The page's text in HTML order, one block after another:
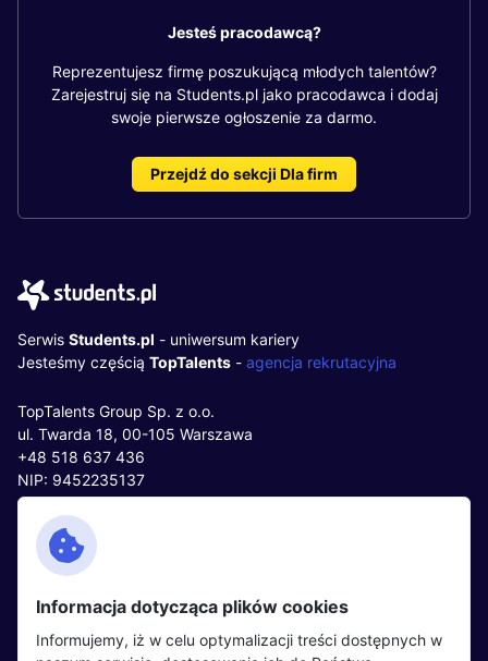
Jesteś pracodawcą?
Reprezentujesz firmę poszukującą młodych talentów?
Zarejestruj się na Students.pl jako pracodawca i dodaj
swoje pierwsze ogłoszenie za darmo.
Przejdź do sekcji Dla firm
Serwis Students.pl - uniwersum kariery
Jesteśmy częścią TopTalents - agencja rekrutacyjna
TopTalents Group Sp. z o.o.
ul. Twarda 18, 00-105 Warszawa
+48 518 637 436
NIP: 9452235137
Kontakt
Facebook
Twitter
LinkedIn
Partnerzy
Wydarzenia
Informacja dotycząca plików cookies
Informujemy, iż w celu optymalizacji treści dostępnych w